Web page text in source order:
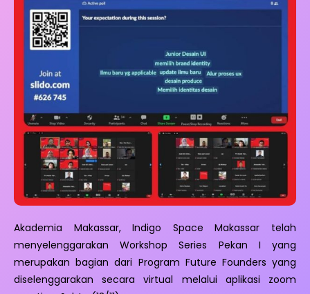
Akademia Makassar, Indigo Space Makassar telah
menyelenggarakan Workshop Series Pekan I yang
merupakan bagian dari Program Future Founders yang
diselenggarakan secara virtual melalui aplikasi zoom